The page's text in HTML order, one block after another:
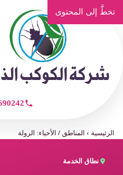
تخطَّ إلى المحتوى
الرئيسية ›المناطق / الأحياء: الرولة
نطاق الخدمة